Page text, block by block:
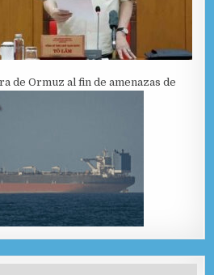
de Ormuz al fin de amenazas de